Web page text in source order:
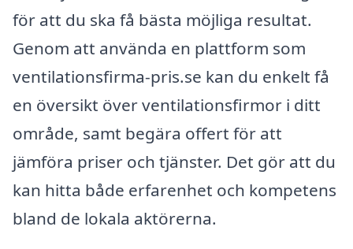
för att du ska få bästa möjliga resultat.
Genom att använda en plattform som
ventilationsfirma-pris.se kan du enkelt få
en översikt över ventilationsfirmor i ditt
område, samt begära offert för att
jämföra priser och tjänster. Det gör att du
kan hitta både erfarenhet och kompetens
bland de lokala aktörerna.